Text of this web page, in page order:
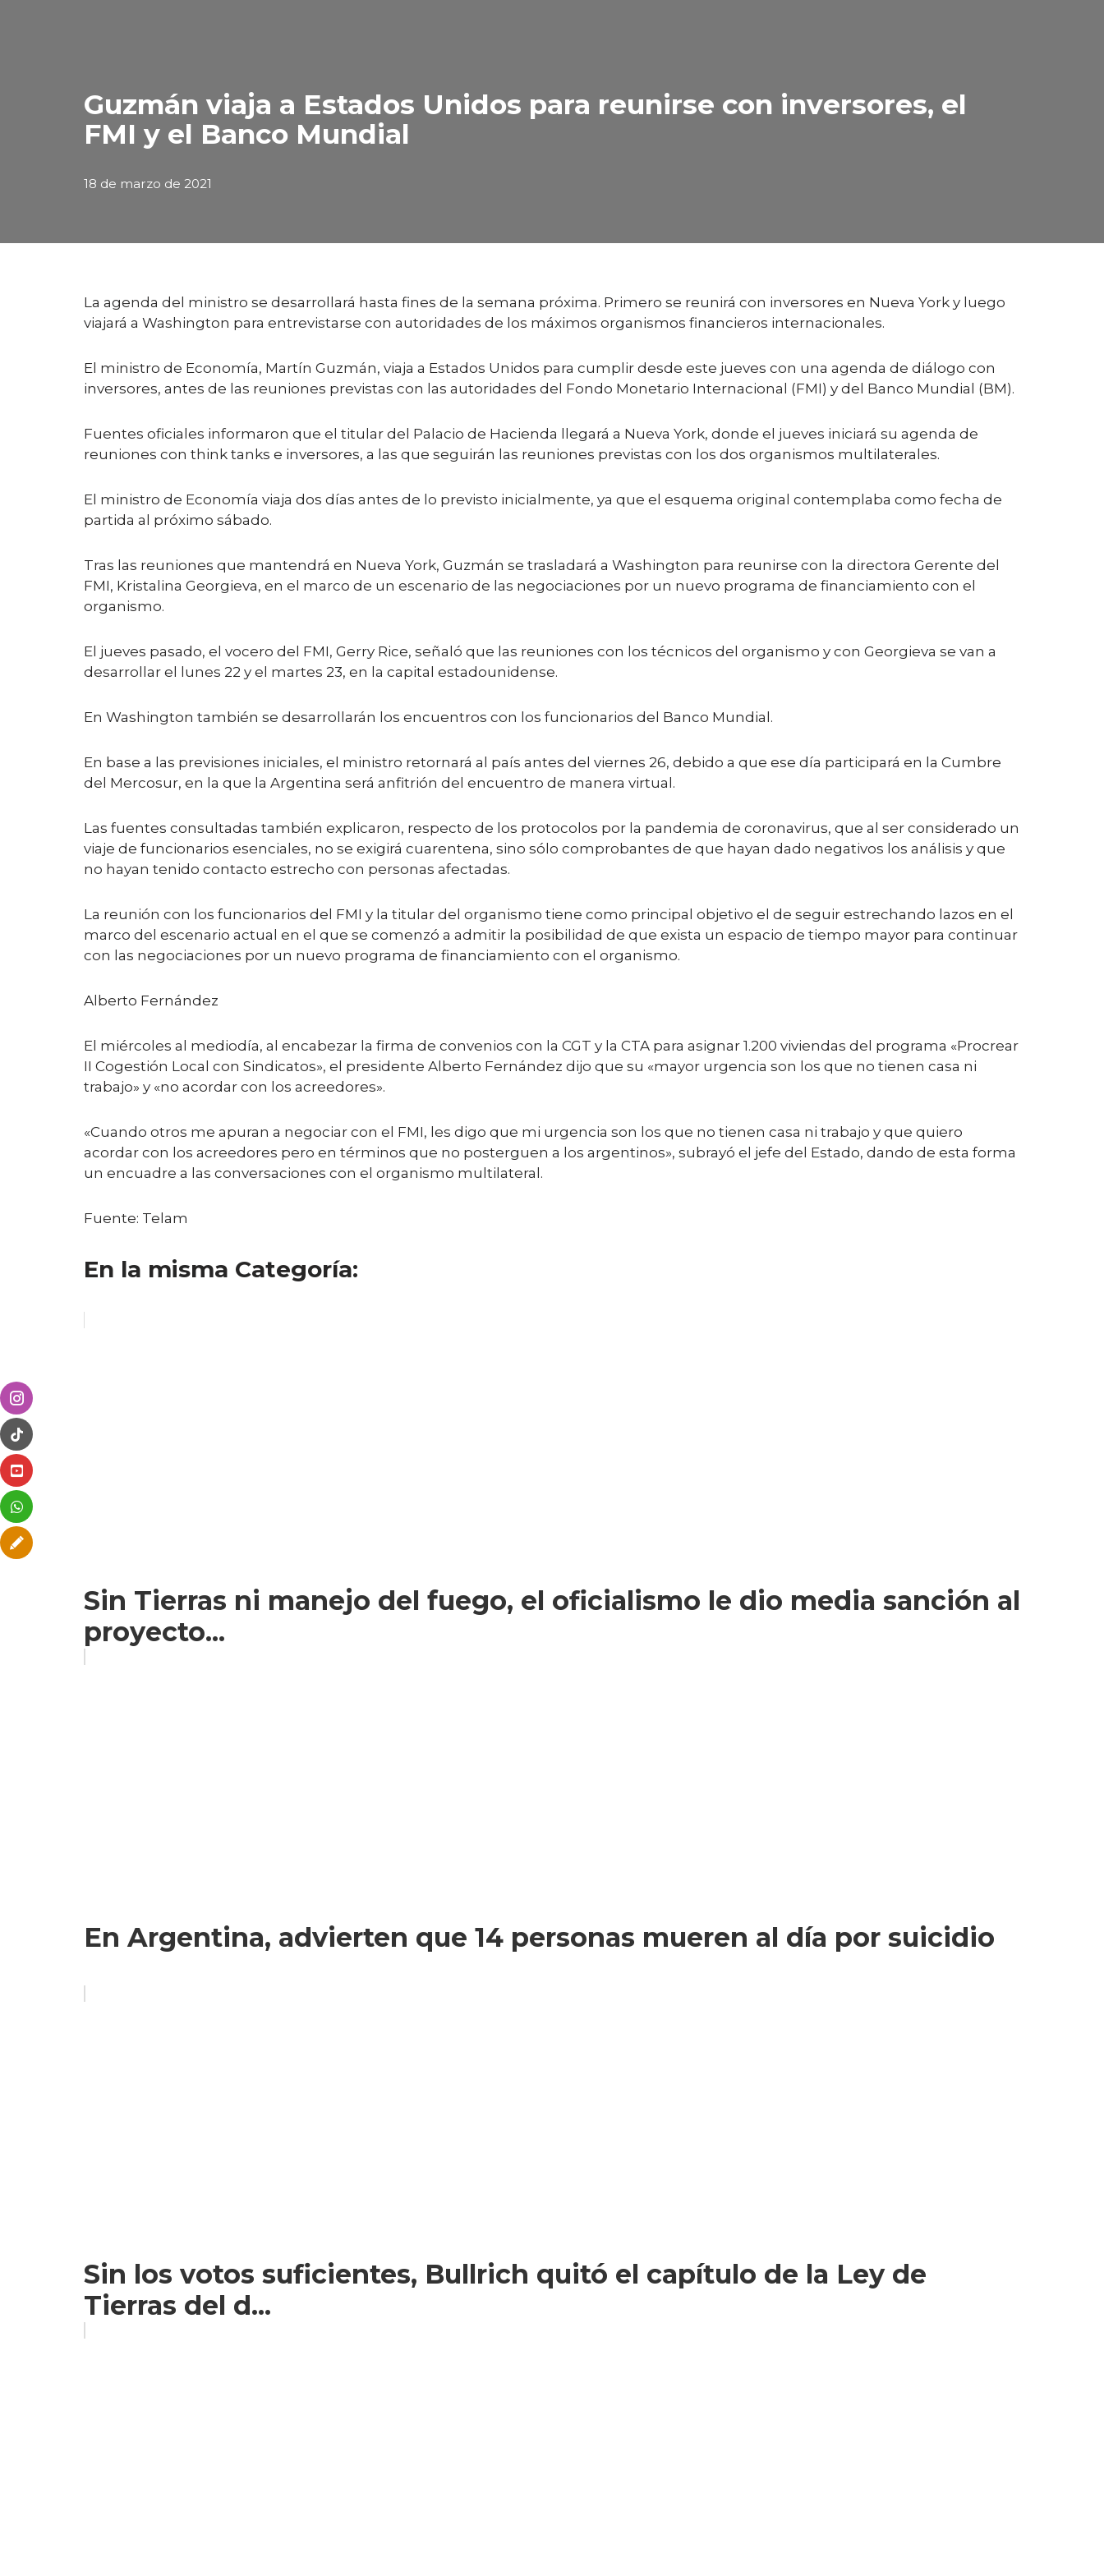
Guzmán viaja a Estados Unidos para reunirse con inversores, el
FMI y el Banco Mundial
18 de marzo de 2021
La agenda del ministro se desarrollará hasta fines de la semana próxima. Primero se reunirá con inversores en Nueva York y luego
viajará a Washington para entrevistarse con autoridades de los máximos organismos financieros internacionales.
El ministro de Economía, Martín Guzmán, viaja a Estados Unidos para cumplir desde este jueves con una agenda de diálogo con
inversores, antes de las reuniones previstas con las autoridades del Fondo Monetario Internacional (FMI) y del Banco Mundial (BM).
Fuentes oficiales informaron que el titular del Palacio de Hacienda llegará a Nueva York, donde el jueves iniciará su agenda de
reuniones con think tanks e inversores, a las que seguirán las reuniones previstas con los dos organismos multilaterales.
El ministro de Economía viaja dos días antes de lo previsto inicialmente, ya que el esquema original contemplaba como fecha de
partida al próximo sábado.
Tras las reuniones que mantendrá en Nueva York, Guzmán se trasladará a Washington para reunirse con la directora Gerente del
FMI, Kristalina Georgieva, en el marco de un escenario de las negociaciones por un nuevo programa de financiamiento con el
organismo.
El jueves pasado, el vocero del FMI, Gerry Rice, señaló que las reuniones con los técnicos del organismo y con Georgieva se van a
desarrollar el lunes 22 y el martes 23, en la capital estadounidense.
En Washington también se desarrollarán los encuentros con los funcionarios del Banco Mundial.
En base a las previsiones iniciales, el ministro retornará al país antes del viernes 26, debido a que ese día participará en la Cumbre
del Mercosur, en la que la Argentina será anfitrión del encuentro de manera virtual.
Las fuentes consultadas también explicaron, respecto de los protocolos por la pandemia de coronavirus, que al ser considerado un
viaje de funcionarios esenciales, no se exigirá cuarentena, sino sólo comprobantes de que hayan dado negativos los análisis y que
no hayan tenido contacto estrecho con personas afectadas.
La reunión con los funcionarios del FMI y la titular del organismo tiene como principal objetivo el de seguir estrechando lazos en el
marco del escenario actual en el que se comenzó a admitir la posibilidad de que exista un espacio de tiempo mayor para continuar
con las negociaciones por un nuevo programa de financiamiento con el organismo.
Alberto Fernández
El miércoles al mediodía, al encabezar la firma de convenios con la CGT y la CTA para asignar 1.200 viviendas del programa «Procrear
II Cogestión Local con Sindicatos», el presidente Alberto Fernández dijo que su «mayor urgencia son los que no tienen casa ni
trabajo» y «no acordar con los acreedores».
«Cuando otros me apuran a negociar con el FMI, les digo que mi urgencia son los que no tienen casa ni trabajo y que quiero
acordar con los acreedores pero en términos que no posterguen a los argentinos», subrayó el jefe del Estado, dando de esta forma
un encuadre a las conversaciones con el organismo multilateral.
Fuente: Telam
En la misma Categoría:
Sin Tierras ni manejo del fuego, el oficialismo le dio media sanción al
proyecto...
En Argentina, advierten que 14 personas mueren al día por suicidio
Sin los votos suficientes, Bullrich quitó el capítulo de la Ley de
Tierras del d...